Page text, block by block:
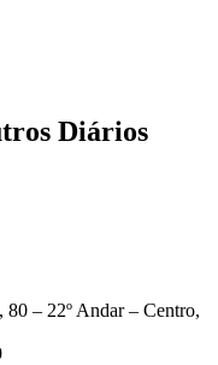
Diários
– 22º Andar – Centro,